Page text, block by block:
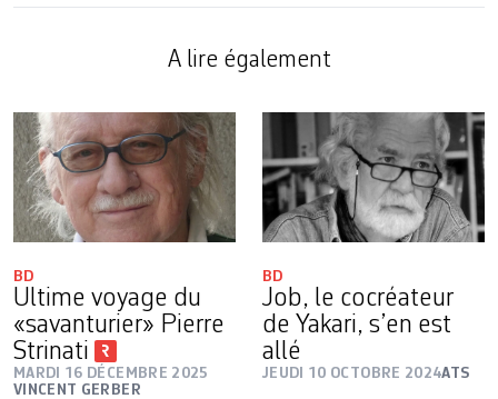
A lire également
BD
Ultime voyage du
«savanturier» Pierre
Strinati
MARDI 16 DÉCEMBRE 2025
VINCENT GERBER
BD
Job, le cocréateur
de Yakari, s’en est
allé
JEUDI 10 OCTOBRE 2024ATS